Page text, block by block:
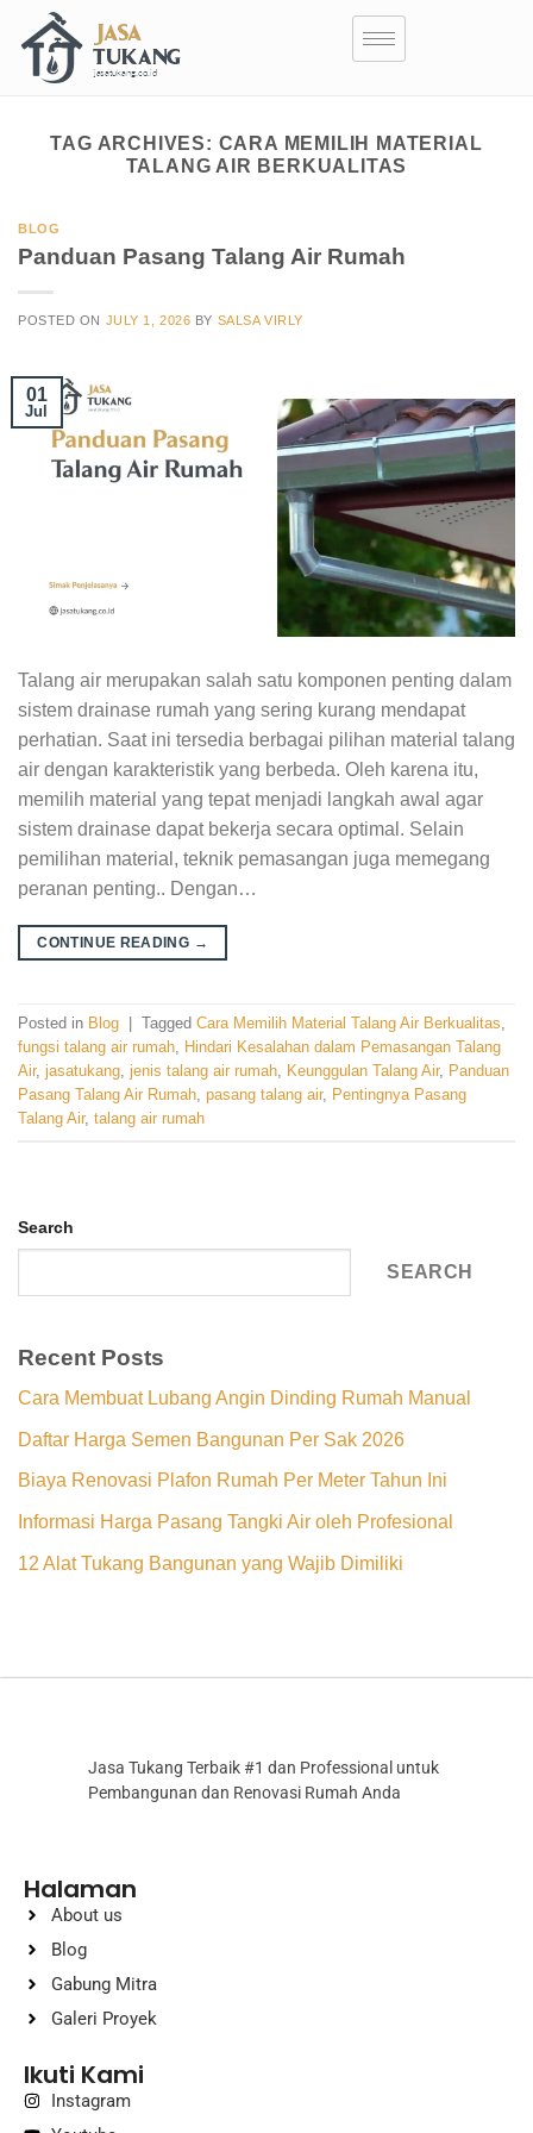
TAG ARCHIVES: CARA MEMILIH MATERIAL
TALANG AIR BERKUALITAS
BLOG
Panduan Pasang Talang Air Rumah
POSTED ON JULY 1, 2026 BY SALSA VIRLY
01
Jul
Talang air merupakan salah satu komponen penting dalam
sistem drainase rumah yang sering kurang mendapat
perhatian. Saat ini tersedia berbagai pilihan material talang
air dengan karakteristik yang berbeda. Oleh karena itu,
memilih material yang tepat menjadi langkah awal agar
sistem drainase dapat bekerja secara optimal. Selain
pemilihan material, teknik pemasangan juga memegang
peranan penting.. Dengan…
CONTINUE READING →
Posted in Blog Tagged Cara Memilih Material Talang Air Berkualitas,
fungsi talang air rumah, Hindari Kesalahan dalam Pemasangan Talang
Air, jasatukang, jenis talang air rumah, Keunggulan Talang Air, Panduan
Pasang Talang Air Rumah, pasang talang air, Pentingnya Pasang
Talang Air, talang air rumah
Search
SEARCH
Recent Posts
Cara Membuat Lubang Angin Dinding Rumah Manual
Daftar Harga Semen Bangunan Per Sak 2026
Biaya Renovasi Plafon Rumah Per Meter Tahun Ini
Informasi Harga Pasang Tangki Air oleh Profesional
12 Alat Tukang Bangunan yang Wajib Dimiliki
Jasa Tukang Terbaik #1 dan Professional untuk
Pembangunan dan Renovasi Rumah Anda
Halaman
About us
Blog
Gabung Mitra
Galeri Proyek
Ikuti Kami
Instagram